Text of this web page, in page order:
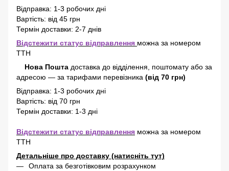
Відправка: 1-3 робочих дні
Вартість: від 45 грн
Термін доставки: 2-7 днів
Відстежити статус відправлення можна за номером
ТТН
Нова Пошта доставка до відділення, поштомату або за
адресою — за тарифами перевізника (від 70 грн)
Відправка: 1-3 робочих дні
Вартість: від 70 грн
Термін доставки: 1-3 дні
Відстежити статус відправлення можна за номером
ТТН
Детальніше про доставку (натисніть тут)
Оплата за безготівковим розрахунком